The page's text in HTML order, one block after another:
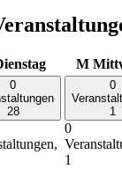
M
0
28
0
1
0
1